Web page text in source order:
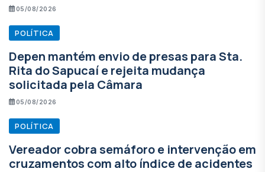
05/08/2026
POLÍTICA
Depen mantém envio de presas para Sta.
Rita do Sapucaí e rejeita mudança
solicitada pela Câmara
05/08/2026
POLÍTICA
Vereador cobra semáforo e intervenção em
cruzamentos com alto índice de acidentes